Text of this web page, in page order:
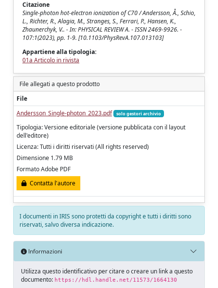
Citazione
Single-photon hot-electron ionization of C70 / Andersson, Å., Schio,
L., Richter, R., Alagia, M., Stranges, S., Ferrari, P., Hansen, K.,
Zhaunerchyk, V.. - In: PHYSICAL REVIEW A. - ISSN 2469-9926. -
107:1(2023), pp. 1-9. [10.1103/PhysRevA.107.013103]
Appartiene alla tipologia:
01a Articolo in rivista
File allegati a questo prodotto
File
Andersson_Single-photon_2023.pdf
solo gestori archivio
Tipologia: Versione editoriale (versione pubblicata con il layout
dell'editore)
Licenza: Tutti i diritti riservati (All rights reserved)
Dimensione 1.79 MB
Formato Adobe PDF
Contatta l'autore
I documenti in IRIS sono protetti da copyright e tutti i diritti sono
riservati, salvo diversa indicazione.
Informazioni
Utilizza questo identificativo per citare o creare un link a questo
documento: https://hdl.handle.net/11573/1664130